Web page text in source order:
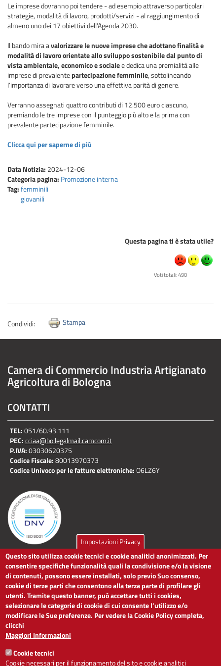
Le imprese dovranno poi tendere - ad esempio attraverso particolari
strategie, modalità di lavoro, prodotti/servizi - al raggiungimento di
almeno uno dei 17 obiettivi dell’Agenda 2030.
Il bando mira avalorizzare le nuove imprese che adottano finalità e
modalità di lavoro orientate allo sviluppo sostenibile dal punto di
vista ambientale, economico e socialee dedica una premialità alle
imprese di prevalentepartecipazione femminile, sottolineando
l’importanza di lavorare verso una effettiva parità di genere.
Verranno assegnati quattro contributi di 12.500 euro ciascuno,
premiando le tre imprese con il punteggio più alto e la prima con
prevalente partecipazione femminile.
Clicca qui per saperne di più
Data Notizia: 2024-12-06
Categoria pagina: Promozione interna
Tag:femminili
giovanili
Questa pagina ti è stata utile?
Voti totali: 490
Condividi: Stampa
Camera di Commercio Industria Artigianato
Agricoltura di Bologna
CONTATTI
TEL:051/60.93.111
PEC:cciaa@bo.legalmail.camcom.it
P.IVA:03030620375
Codice Fiscale:80013970373
Codice Univoco per le fatture elettroniche:O6LZ6Y
LINK UTILI
Dichiarazione di accessibilità
Obiettivi di accessibilità
Segnalaci problemi di accessibilità
Note legali
Privacy
Accesso riservato
ACCESSIBILITÀ
Impostazioni Privacy
Questo sito utilizza cookie tecnici e cookie analitici anonimizzati. Per
consentire specifiche funzionalità quali la condivisione e/o la visione
di contenuti, possono essere installati, solo previo Suo consenso,
cookie di terze parti che consentono alla terza parte di profilare gli
utenti. Tramite questo banner, può accettare tutti i cookies,
selezionare le categorie di cookie di cui consente l’utilizzo e/o
modificare le Sue preferenze. Per vedere la Cookie Policy completa,
clicchi
Maggiori Informazioni
Cookie tecnici
Cookie necessari per il funzionamento del sito e cookie analitici